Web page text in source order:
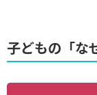
子どもの「な